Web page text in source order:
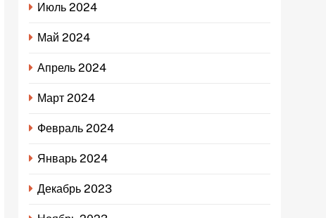
Июль 2024
Май 2024
Апрель 2024
Март 2024
Февраль 2024
Январь 2024
Декабрь 2023